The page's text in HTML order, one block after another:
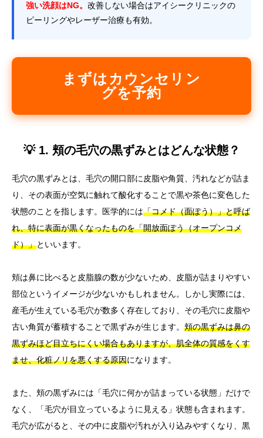
強い洗顔はNG。 改善しない場合はアイシークリニックの
ピーリングやレーザー治療も有効。
まずはカウンセリン
グを予約
💡 1. 頬の毛穴の黒ずみとはどんな状態？
毛穴の黒ずみとは、毛穴の開口部に皮脂や角質、汚れなどが詰ま
り、その表面が空気に触れて酸化することで黒や茶色に変色した
状態のことを指します。医学的には「コメド（面ぽう）」と呼ば
れ、特に表面が黒くなったものを「開放面ぽう（オープンコメ
ド）」といいます。
頬は鼻に比べると皮脂腺の数が少ないため、皮脂が詰まりやすい
部位というイメージが少ないかもしれません。しかし実際には、
産毛が生えている毛穴が数多く存在しており、その毛穴に皮脂や
古い角質が蓄積することで黒ずみが生じます。 頬の黒ずみは鼻の
黒ずみほど目立ちにくい場合もありますが、肌全体の質感をくす
ませ、化粧ノリを悪くする原因になります。
また、頬の黒ずみには「毛穴に何かが詰まっている状態」だけで
なく、「毛穴が目立っているように見える」状態も含まれます。
毛穴が広がると、その中に皮脂や汚れが入り込みやすくなり、黒